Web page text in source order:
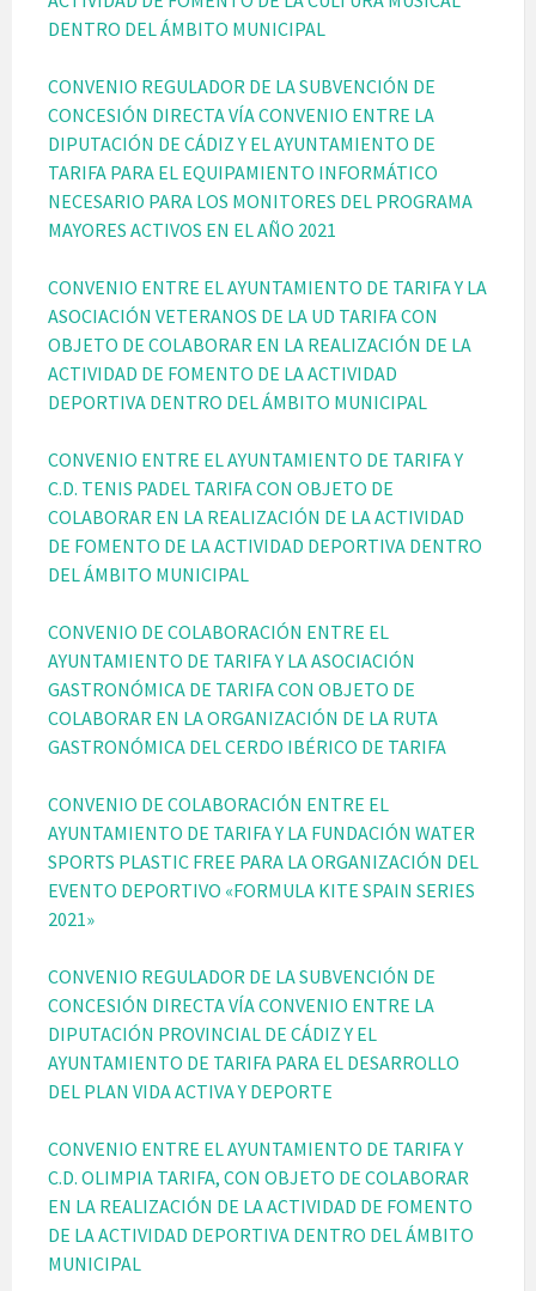
DENTRO DEL ÁMBITO MUNICIPAL
CONVENIO REGULADOR DE LA SUBVENCIÓN DE
CONCESIÓN DIRECTA VÍA CONVENIO ENTRE LA
DIPUTACIÓN DE CÁDIZ Y EL AYUNTAMIENTO DE
TARIFA PARA EL EQUIPAMIENTO INFORMÁTICO
NECESARIO PARA LOS MONITORES DEL PROGRAMA
MAYORES ACTIVOS EN EL AÑO 2021
CONVENIO ENTRE EL AYUNTAMIENTO DE TARIFA Y LA
ASOCIACIÓN VETERANOS DE LA UD TARIFA CON
OBJETO DE COLABORAR EN LA REALIZACIÓN DE LA
ACTIVIDAD DE FOMENTO DE LA ACTIVIDAD
DEPORTIVA DENTRO DEL ÁMBITO MUNICIPAL
CONVENIO ENTRE EL AYUNTAMIENTO DE TARIFA Y
C.D. TENIS PADEL TARIFA CON OBJETO DE
COLABORAR EN LA REALIZACIÓN DE LA ACTIVIDAD
DE FOMENTO DE LA ACTIVIDAD DEPORTIVA DENTRO
DEL ÁMBITO MUNICIPAL
CONVENIO DE COLABORACIÓN ENTRE EL
AYUNTAMIENTO DE TARIFA Y LA ASOCIACIÓN
GASTRONÓMICA DE TARIFA CON OBJETO DE
COLABORAR EN LA ORGANIZACIÓN DE LA RUTA
GASTRONÓMICA DEL CERDO IBÉRICO DE TARIFA
CONVENIO DE COLABORACIÓN ENTRE EL
AYUNTAMIENTO DE TARIFA Y LA FUNDACIÓN WATER
SPORTS PLASTIC FREE PARA LA ORGANIZACIÓN DEL
EVENTO DEPORTIVO «FORMULA KITE SPAIN SERIES
2021»
CONVENIO REGULADOR DE LA SUBVENCIÓN DE
CONCESIÓN DIRECTA VÍA CONVENIO ENTRE LA
DIPUTACIÓN PROVINCIAL DE CÁDIZ Y EL
AYUNTAMIENTO DE TARIFA PARA EL DESARROLLO
DEL PLAN VIDA ACTIVA Y DEPORTE
CONVENIO ENTRE EL AYUNTAMIENTO DE TARIFA Y
C.D. OLIMPIA TARIFA, CON OBJETO DE COLABORAR
EN LA REALIZACIÓN DE LA ACTIVIDAD DE FOMENTO
DE LA ACTIVIDAD DEPORTIVA DENTRO DEL ÁMBITO
MUNICIPAL